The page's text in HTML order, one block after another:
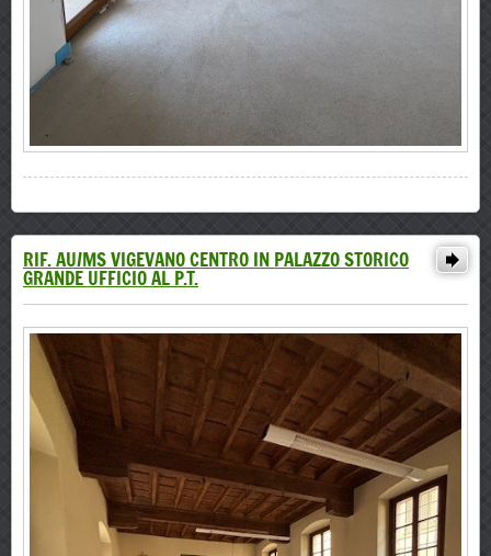
RIF. AU/MS VIGEVANO CENTRO IN PALAZZO STORICO
GRANDE UFFICIO AL P.T.